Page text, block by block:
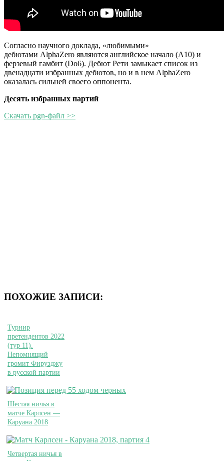
Согласно научного доклада, «любимыми»
дебютами AlphaZero являются английское начало (A10) и
ферзевый гамбит (Do6). Дебют Рети замыкает список из
двенадцати избранных дебютов, но и в нем AlphaZero
оказалась сильней своего оппонента.
Десять избранных партий
Скачать pgn-файл >>
ПОХОЖИЕ ЗАПИСИ:
Турнир
претендентов 2022
(тур 11).
Непомнящий
громит Фирузджу
в русской партии
Шестая ничья в
матче Карлсен —
Каруана 2018
Четвертая ничья в